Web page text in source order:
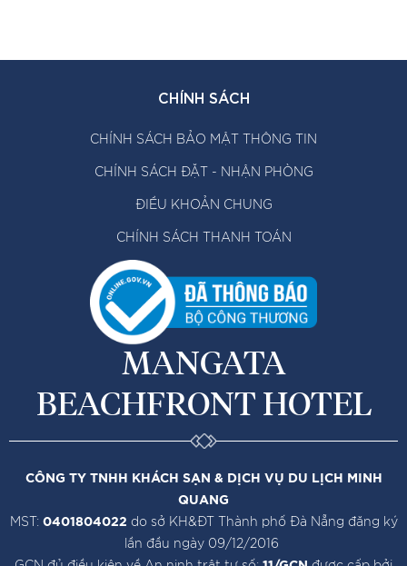
CHÍNH SÁCH
CHÍNH SÁCH BẢO MẬT THÔNG TIN
CHÍNH SÁCH ĐẶT - NHẬN PHÒNG
ĐIỀU KHOẢN CHUNG
CHÍNH SÁCH THANH TOÁN
MANGATA
BEACHFRONT HOTEL
CÔNG TY TNHH KHÁCH SẠN & DỊCH VỤ DU LỊCH MINH
QUANG
MST: 0401804022 do sở KH&ĐT Thành phố Đà Nẵng đăng ký
lần đầu ngày 09/12/2016